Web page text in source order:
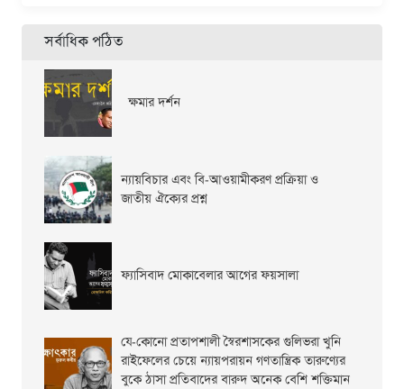
সর্বাধিক পঠিত
ক্ষমার দর্শন
ন্যায়বিচার এবং বি-আওয়ামীকরণ প্রক্রিয়া ও
জাতীয় ঐক্যের প্রশ্ন
ফ্যাসিবাদ মোকাবেলার আগের ফয়সালা
যে-কোনো প্রতাপশালী স্বৈরশাসকের গুলিভরা খুনি
রাইফেলের চেয়ে ন্যায়পরায়ন গণতান্ত্রিক তারুণ্যের
বুকে ঠাসা প্রতিবাদের বারুদ অনেক বেশি শক্তিমান